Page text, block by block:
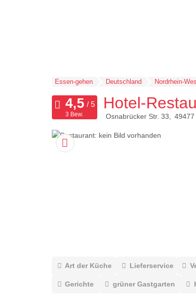
Essen-gehen Deutschland Nordrhein-
Hotel-
Osnabrücker Str. 33 49477
3 Bew.
Art der Küche Lieferservice
Gerichte grüner Gastgarten